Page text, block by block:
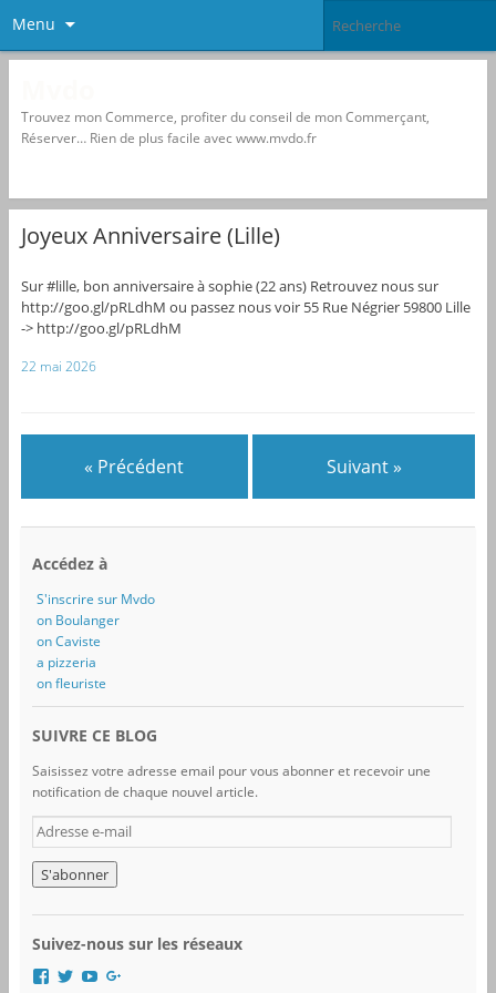
Menu
Trouvez mon Commerce, profiter du conseil de mon Commerçant,
Réserver… Rien de plus facile avec www.mvdo.fr
Joyeux Anniversaire (Lille)
Sur #lille, bon anniversaire à sophie (22 ans) Retrouvez nous sur
http://goo.gl/pRLdhM ou passez nous voir 55 Rue Négrier 59800 Lille
-> http://goo.gl/pRLdhM
22 mai 2026
« Précédent Suivant »
Accédez à
S'inscrire sur Mvdo
on Boulanger
on Caviste
a pizzeria
on fleuriste
SUIVRE CE BLOG
Saisissez votre adresse email pour vous abonner et recevoir une
notification de chaque nouvel article.
A
d
r
e
s
e
e
Suivez-nous sur les réseaux
V
V
V